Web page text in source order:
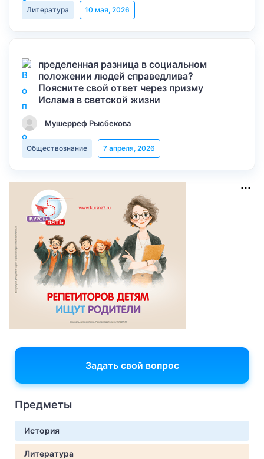
Литература 10 мая, 2026
пределенная разница в социальном
положении людей справедлива?
Поясните свой ответ через призму
Ислама в светской жизни
Мушерреф Рысбекова
Обществознание 7 апреля, 2026
Задать свой вопрос
Предметы
История
Литература